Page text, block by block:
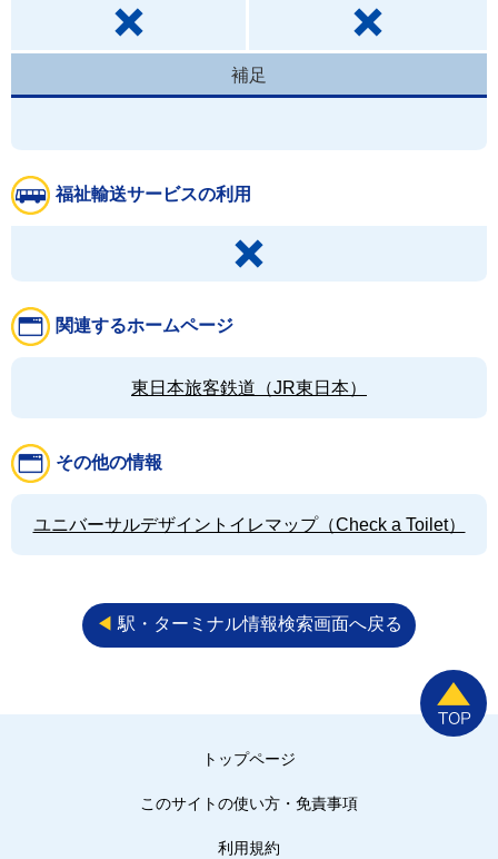
補足
福祉輸送サービスの利用
関連するホームページ
東日本旅客鉄道（JR東日本）
その他の情報
ユニバーサルデザイントイレマップ（Check a Toilet）
◀︎ 駅・ターミナル情報検索画面へ戻る
トップページ
このサイトの使い方・免責事項
利用規約